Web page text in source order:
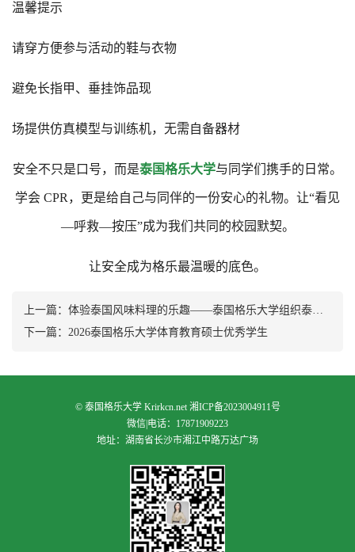
温馨提示
请穿方便参与活动的鞋与衣物
避免长指甲、垂挂饰品现
场提供仿真模型与训练机，无需自备器材
安全不只是口号，而是泰国格乐大学与同学们携手的日常。
学会 CPR，更是给自己与同伴的一份安心的礼物。让“看见
—呼救—按压”成为我们共同的校园默契。
让安全成为格乐最温暖的底色。
上一篇： 体验泰国风味料理的乐趣——泰国格乐大学组织泰式炒粉教学活动来啦~
下一篇： 2026泰国格乐大学体育教育硕士优秀学生
© 泰国格乐大学Krirkcn.net 湘ICP备2023004911号
微信|电话：17871909223
地址：湖南省长沙市湘江中路万达广场